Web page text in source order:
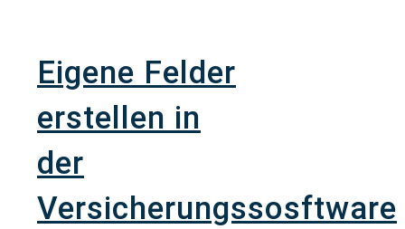
Eigene Felder
erstellen in
der
Versicherungssosftware